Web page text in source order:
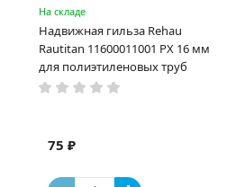
На складе
Надвижная гильза Rehau
Rautitan 11600011001 PX 16 мм
для полиэтиленовых труб
75 ₽